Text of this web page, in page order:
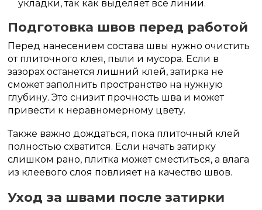
укладки, так как выделяет все линии.
Подготовка швов перед работой
Перед нанесением состава швы нужно очистить
от плиточного клея, пыли и мусора. Если в
зазорах останется лишний клей, затирка не
сможет заполнить пространство на нужную
глубину. Это снизит прочность шва и может
привести к неравномерному цвету.
Также важно дождаться, пока плиточный клей
полностью схватится. Если начать затирку
слишком рано, плитка может сместиться, а влага
из клеевого слоя повлияет на качество швов.
Уход за швами после затирки